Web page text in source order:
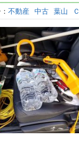
不動産 中古 葉山